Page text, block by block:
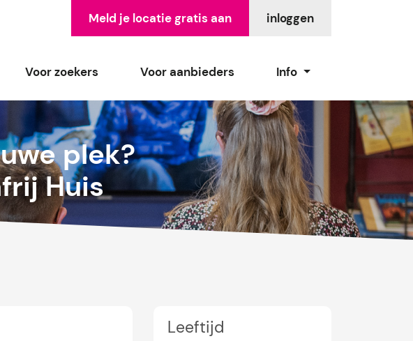
inloggen
Meld je locatie gratis aan
Voor zoekers Voor aanbieders Info
plek?
Huis
Leeftijd